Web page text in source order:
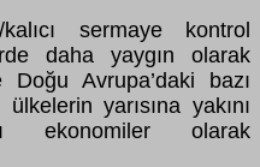
sermaye kontrol
daha yaygın olarak
Avrupa’daki bazı
yarısına yakını
ekonomiler olarak